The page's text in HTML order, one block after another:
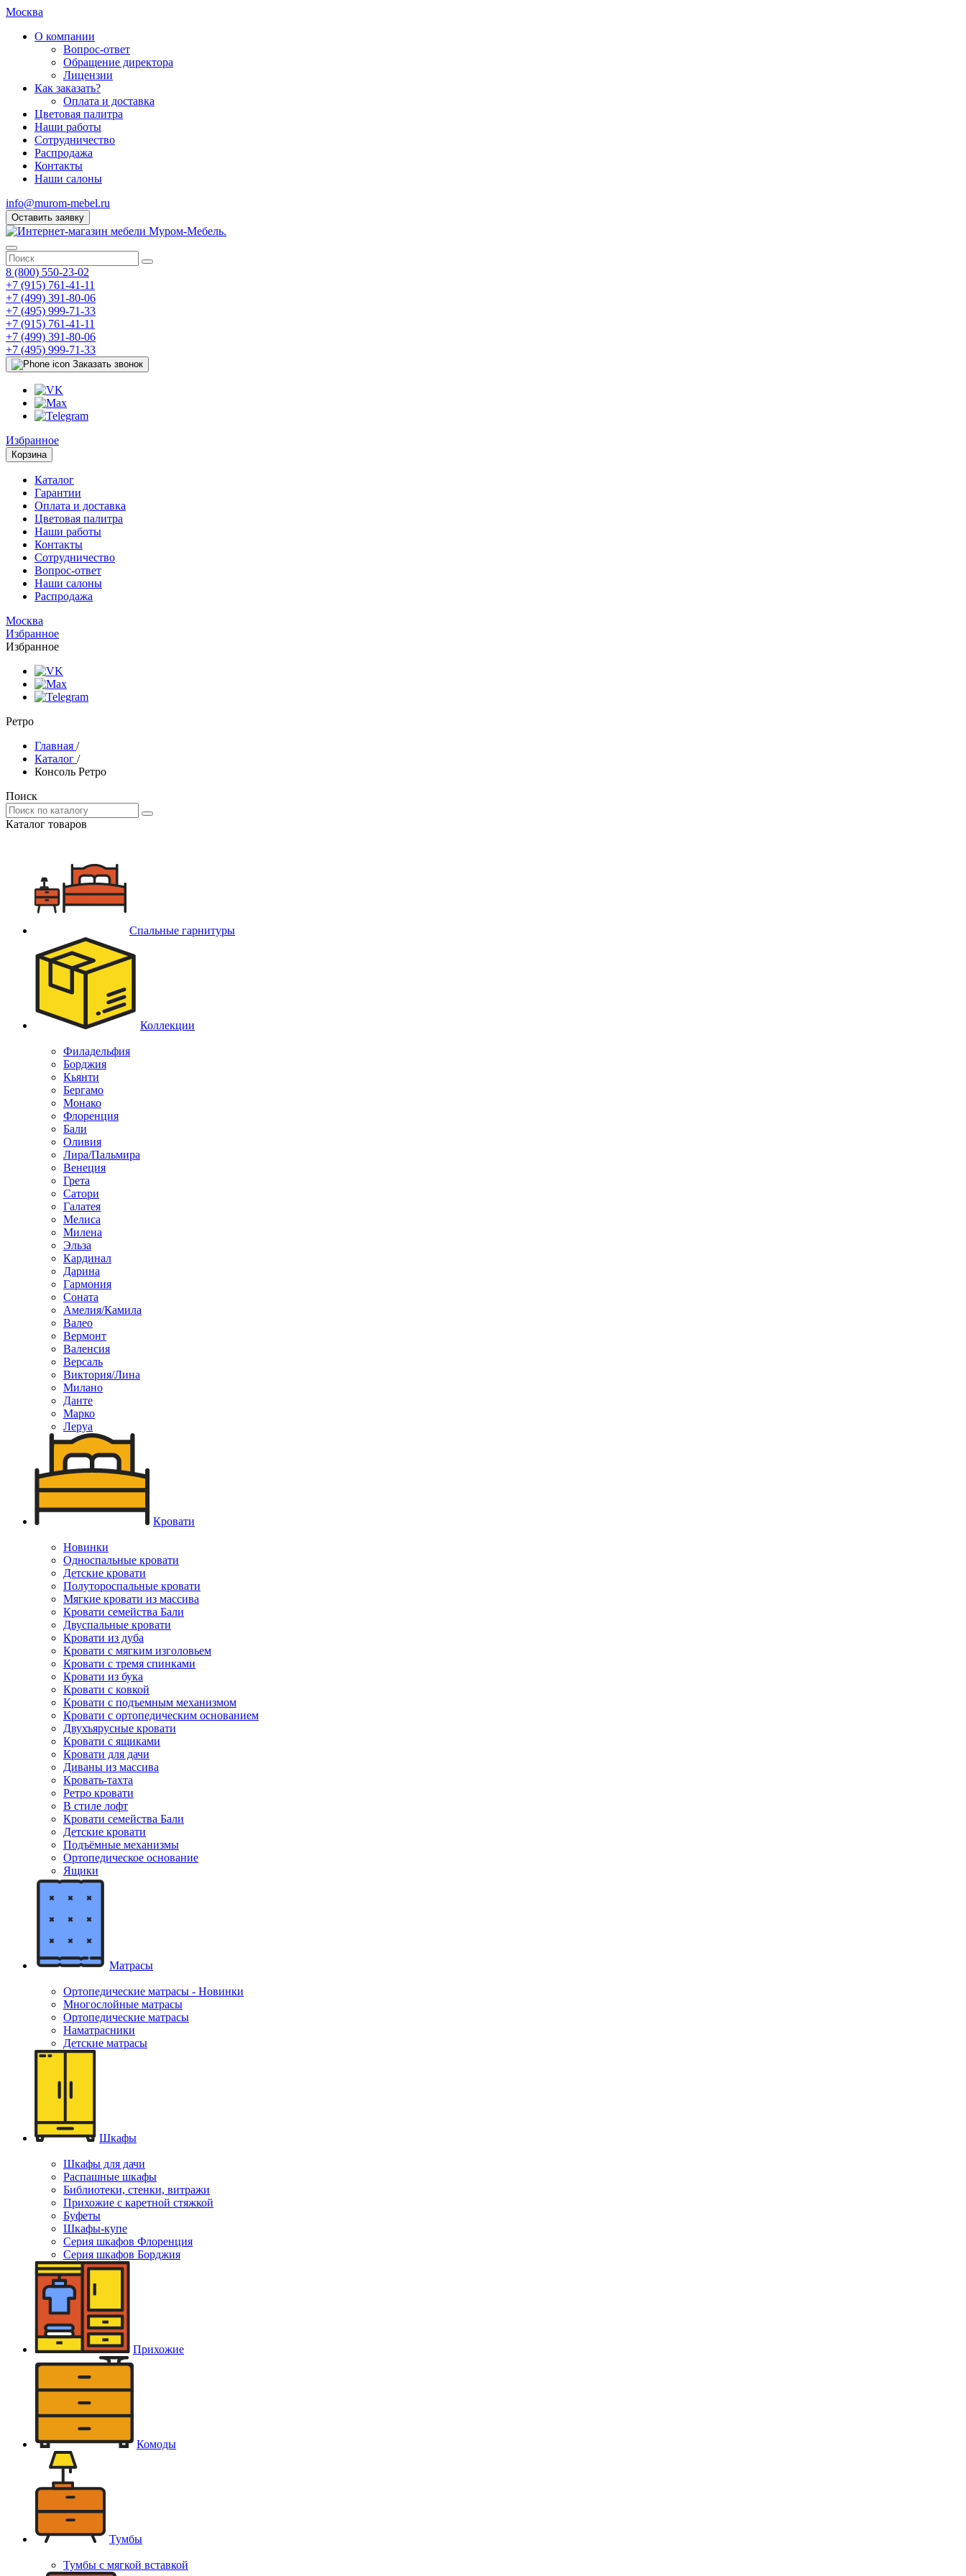
Москва
О компании
Вопрос-ответ
Обращение директора
Лицензии
Как заказать?
Оплата и доставка
Цветовая палитра
Наши работы
Сотрудничество
Распродажа
Контакты
Наши салоны
info@murom-mebel.ru
Оставить заявку
8 (800) 550-23-02
+7 (915) 761-41-11
+7 (499) 391-80-06
+7 (495) 999-71-33
+7 (915) 761-41-11
+7 (499) 391-80-06
+7 (495) 999-71-33
Заказать звонок
Избранное
Корзина
Каталог
Гарантии
Оплата и доставка
Цветовая палитра
Наши работы
Контакты
Сотрудничество
Вопрос-ответ
Наши салоны
Распродажа
Москва
Избранное
Избранное
Ретро
Главная /
Каталог /
Консоль Ретро
Поиск
Каталог товаров
Спальные гарнитуры
Коллекции
Филадельфия
Борджия
Кьянти
Бергамо
Монако
Флоренция
Бали
Оливия
Лира/Пальмира
Венеция
Грета
Сатори
Галатея
Мелиса
Милена
Эльза
Кардинал
Дарина
Гармония
Соната
Амелия/Камила
Валео
Вермонт
Валенсия
Версаль
Виктория/Лина
Милано
Данте
Марко
Леруа
Кровати
Новинки
Односпальные кровати
Детские кровати
Полутороспальные кровати
Мягкие кровати из массива
Кровати семейства Бали
Двуспальные кровати
Кровати из дуба
Кровати с мягким изголовьем
Кровати с тремя спинками
Кровати из бука
Кровати с ковкой
Кровати с подъемным механизмом
Кровати с ортопедическим основанием
Двухъярусные кровати
Кровати с ящиками
Кровати для дачи
Диваны из массива
Кровать-тахта
Ретро кровати
В стиле лофт
Кровати семейства Бали
Детские кровати
Подъёмные механизмы
Ортопедическое основание
Ящики
Матрасы
Ортопедические матрасы - Новинки
Многослойные матрасы
Ортопедические матрасы
Наматрасники
Детские матрасы
Шкафы
Шкафы для дачи
Распашные шкафы
Библиотеки, стенки, витражи
Прихожие с каретной стяжкой
Буфеты
Шкафы-купе
Серия шкафов Флоренция
Серия шкафов Борджия
Прихожие
Комоды
Тумбы
Тумбы с мягкой вставкой